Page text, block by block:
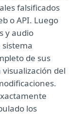
falsificados
o API. Luego
y audio
de sus
del
los